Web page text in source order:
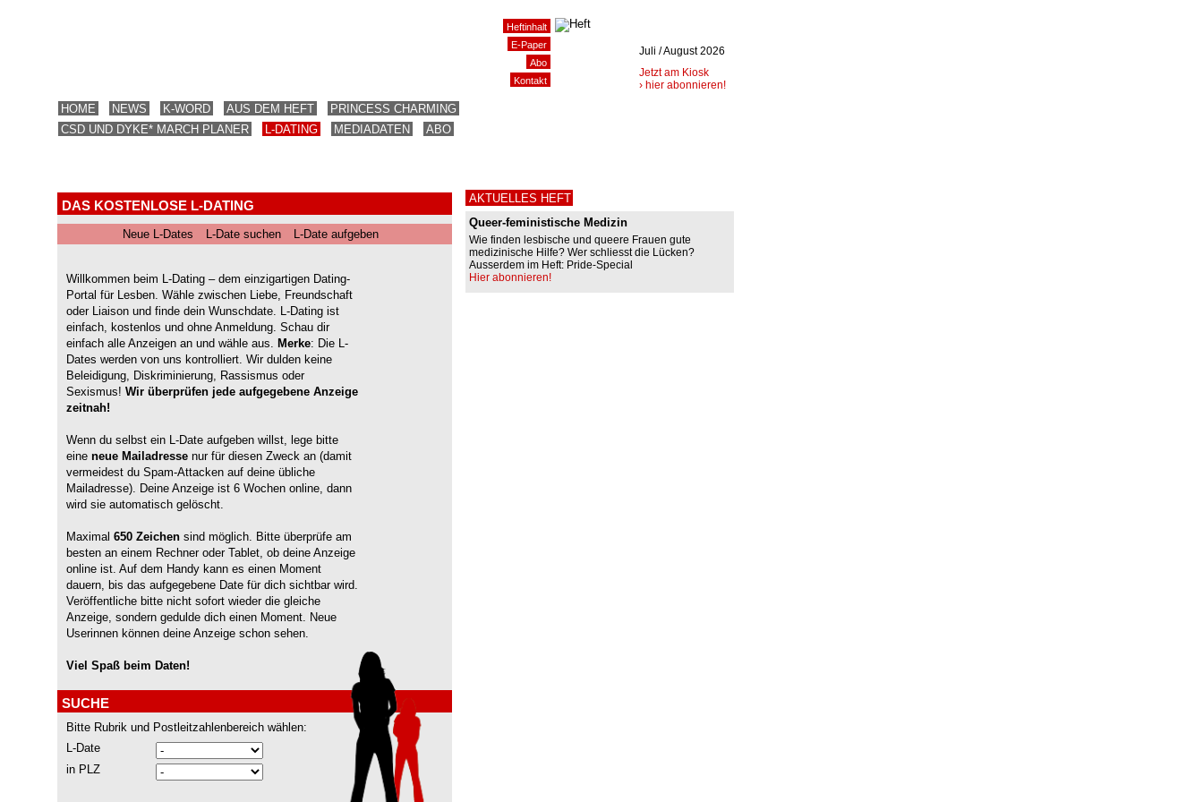
HOME NEWS K-WORD AUS DEM HEFT
PRINCESS CHARMING
CSD UND DYKE* MARCH PLANER
L-DATING MEDIADATEN ABO
DAS KOSTENLOSE L-DATING
Neue L-Dates L-Date suchen L-Date aufgeben
Willkommen beim L-Dating – dem einzigartigen Dating-
Portal für Lesben. Wähle zwischen Liebe, Freundschaft
oder Liaison und finde dein Wunschdate. L-Dating ist
einfach, kostenlos und ohne Anmeldung. Schau dir
einfach alle Anzeigen an und wähle aus.
Merke: Die L-
Dates werden von uns kontrolliert. Wir dulden keine
Beleidigung, Diskriminierung, Rassismus oder
Sexismus! Wir überprüfen jede aufgegebene Anzeige
zeitnah!
Wenn du selbst ein L-Date aufgeben willst, lege bitte
eine neue Mailadresse nur für diesen Zweck an (damit
vermeidest du Spam-Attacken auf deine übliche
Mailadresse). Deine Anzeige ist 6 Wochen online, dann
wird sie automatisch gelöscht.
Maximal 650 Zeichen sind möglich. Bitte überprüfe am
besten an einem Rechner oder Tablet, ob deine Anzeige
online ist. Auf dem Handy kann es einen Moment
dauern, bis das aufgegebene Date für dich sichtbar wird.
Veröffentliche bitte nicht sofort wieder die gleiche
Anzeige, sondern gedulde dich einen Moment. Neue
Userinnen können deine Anzeige schon sehen.
Viel Spaß beim Daten!
SUCHE
Bitte Rubrik und Postleitzahlenbereich wählen:
L-Date
in PLZ
AKTUELLES HEFT
Queer-feministische Medizin
Wie finden lesbische und queere Frauen gute
medizinische Hilfe? Wer schliesst die Lücken?
Ausserdem im Heft: Pride-Special
Hier abonnieren!
Heftinhalt
E-Paper
Abo
Kontakt
Juli / August 2026
Jetzt am Kiosk
› hier abonnieren!